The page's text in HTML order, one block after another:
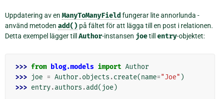
Uppdatering av en ManyToManyField fungerar lite annorlunda -
använd metoden add() på fältet för att lägga till en post i relationen.
Detta exempel lägger till Author-instansen joetill entry-objektet:
>>> from blog.models import Author
>>> joe = Author.objects .create(name="Joe" )
>>> entry.authors .add( joe)